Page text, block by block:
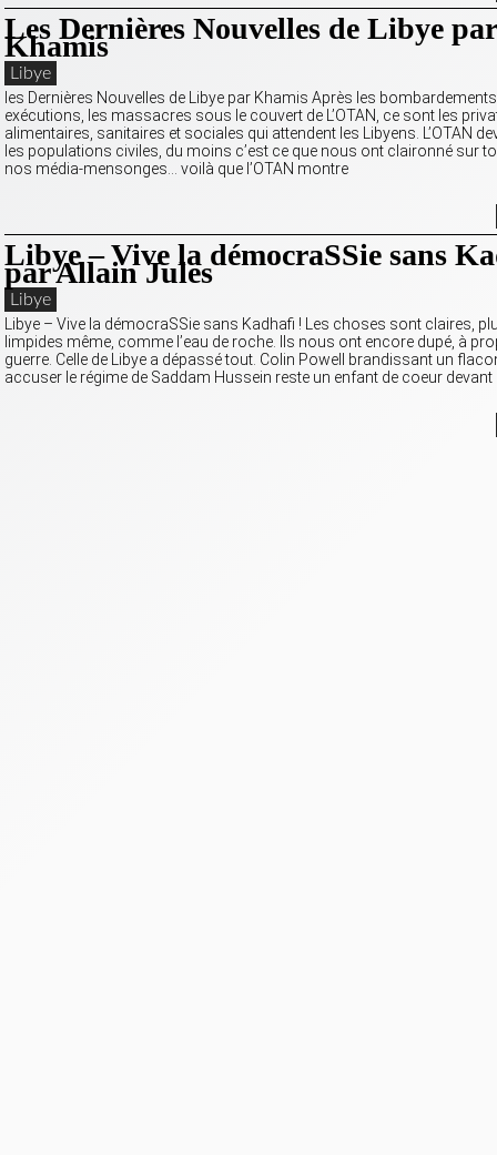
Les Dernières Nouvelles de Libye par
Khamis
Libye
les Dernières Nouvelles de Libye par Khamis Après les
exécutions, les massacres sous le couvert de L’OTAN, ce sont les
alimentaires, sanitaires et sociales qui attendent les Libyens. L’OTAN
les populations civiles, du moins c’est ce que nous ont claironné sur
nos média-mensonges… voilà que l’OTAN montre
Libye – Vive la démocraSSie sans
par Allain Jules
Libye
Libye – Vive la démocraSSie sans Kadhafi ! Les choses sont claires,
limpides même, comme l’eau de roche. Ils nous ont encore dupé, à
guerre. Celle de Libye a dépassé tout. Colin Powell brandissant un
accuser le régime de Saddam Hussein reste un enfant de coeur devant